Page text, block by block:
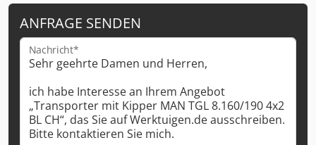
ANFRAGE SENDEN
Nachricht*